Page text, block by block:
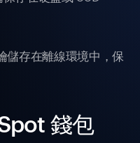
儲存在離線環境中，保
錢包